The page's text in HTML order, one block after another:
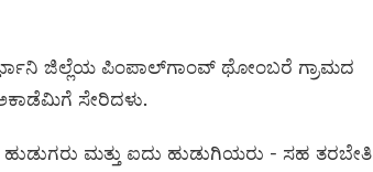
ಪರ್ಭಾನಿ ಜಿಲ್ಲೆಯ ಪಿಂಪಾಲ್‌ಗಾಂವ್ ಥೋಂಬರೆ ಗ್ರಾಮದ
ಸೇರಿದಳು.
ಮತ್ತು ಐದು ಹುಡುಗಿಯರು - ಸಹ ತರಬೇತಿ